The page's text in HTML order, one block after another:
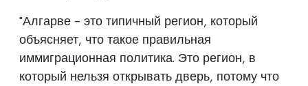
"Алгарве - это типичный регион, который
объясняет, что такое правильная
иммиграционная политика. Это регион, в
который нельзя открывать дверь, потому что